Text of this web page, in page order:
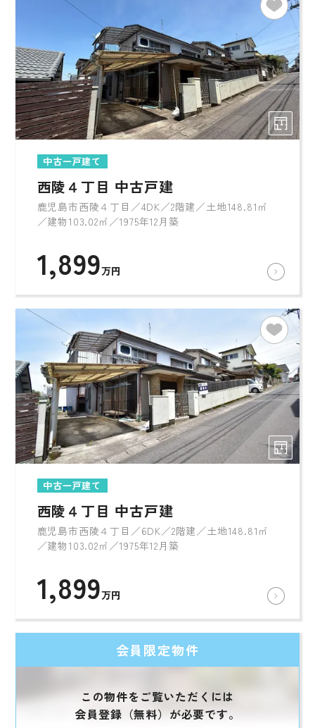
中古一戸建て
西陵４丁目 中古戸建
鹿児島市西陵４丁目／4DK／2階建／土地148.81㎡
／建物103.02㎡／1975年12月築
1,899万円
中古一戸建て
西陵４丁目 中古戸建
鹿児島市西陵４丁目／6DK／2階建／土地148.81㎡
／建物103.02㎡／1975年12月築
1,899万円
会員限定物件
この物件をご覧いただくには
会員登録（無料）が必要です。